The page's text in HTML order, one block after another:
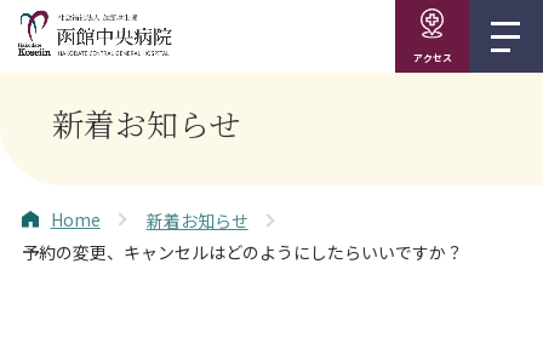
アクセス
新着お知らせ
Home
新着お知らせ
予約の変更、キャンセルはどのようにしたらいいですか？